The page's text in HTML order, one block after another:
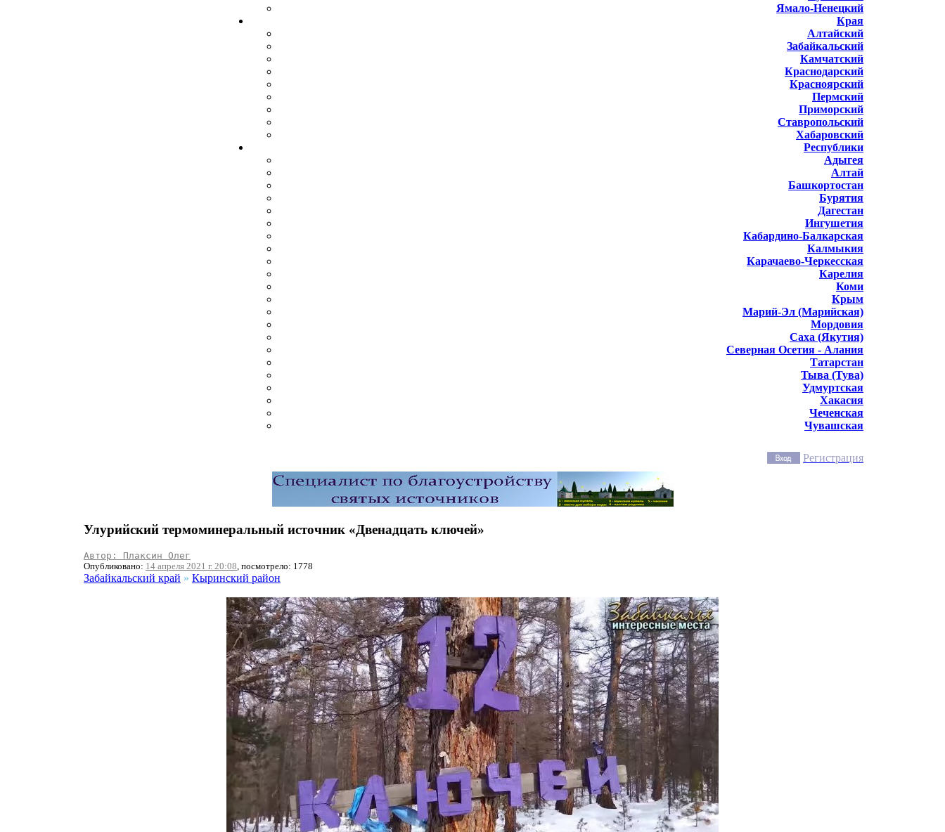
Ямало-Ненецкий
Края
Алтайский
Забайкальский
Камчатский
Краснодарский
Красноярский
Пермский
Приморский
Ставропольский
Хабаровский
Республики
Адыгея
Алтай
Башкортостан
Бурятия
Дагестан
Ингушетия
Кабардино-Балкарская
Калмыкия
Карачаево-Черкесская
Карелия
Коми
Крым
Марий-Эл (Марийская)
Мордовия
Саха (Якутия)
Северная Осетия - Алания
Татарстан
Тыва (Тува)
Удмуртская
Хакасия
Чеченская
Чувашская
Регистрация
Улурийский термоминеральный источник «Двенадцать ключей»
Автор: Плаксин Олег
Опубликовано: 14 апреля 2021 г. 20:08, посмотрело: 1778
Забайкальский край » Кыринский район